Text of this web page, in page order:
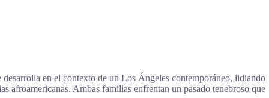
en el contexto de un Los Ángeles contemporáneo, lidiando
afroamericanas. Ambas familias enfrentan un pasado tenebroso que